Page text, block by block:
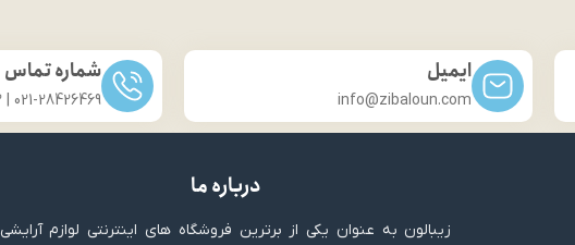
ایمیل
info@zibaloun.com
شماره تماس
021-28426469 | 031-33686592
درباره ما
زیبالون به عنوان یکی از برترین فروشگاه های اینترنتی لوازم آرایشی